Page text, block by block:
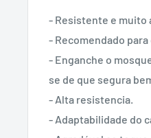
- Resistente e muito
- Recomendado
- Enganche o
se de que segura
- Alta resistencia.
- Adaptabilidade do